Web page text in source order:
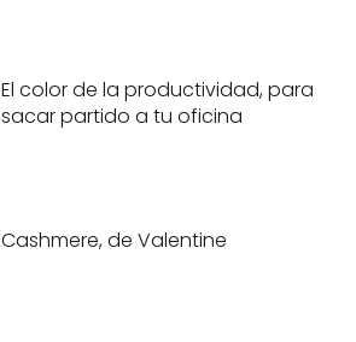
El color de la productividad, para
sacar partido a tu oficina
Cashmere, de Valentine